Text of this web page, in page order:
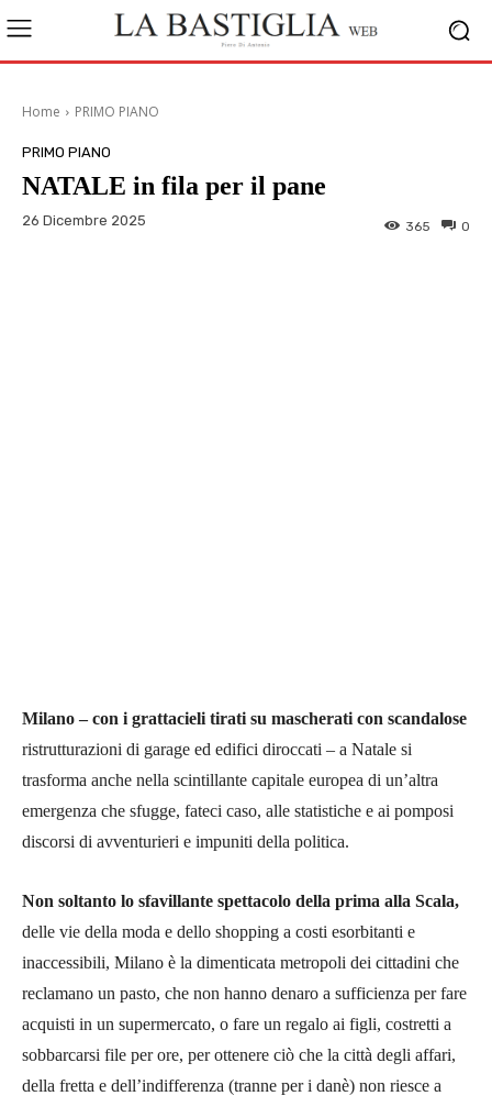
Home PRIMO PIANO
PRIMO PIANO
NATALE in fila per il pane
26 Dicembre 2025 0
365
Milano – con i grattacieli tirati su mascherati con scandalose
ristrutturazioni di garage ed edifici diroccati – a Natale si
trasforma anche nella scintillante capitale europea di un’altra
emergenza che sfugge, fateci caso, alle statistiche e ai pomposi
discorsi di avventurieri e impuniti della politica.
Non soltanto lo sfavillante spettacolo della prima alla Scala,
delle vie della moda e dello shopping a costi esorbitanti e
inaccessibili, Milano è la dimenticata metropoli dei cittadini che
reclamano un pasto, che non hanno denaro a sufficienza per fare
acquisti in un supermercato, o fare un regalo ai figli, costretti a
sobbarcarsi file per ore, per ottenere ciò che la città degli affari,
della fretta e dell’indifferenza (tranne per i danè) non riesce a